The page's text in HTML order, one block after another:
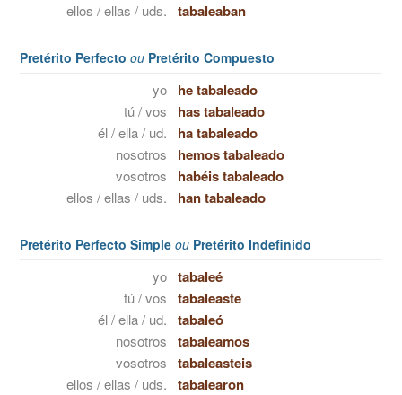
ellos / ellas / uds. tabaleaban
Pretérito Perfecto ou Pretérito Compuesto
yo he tabaleado
tú / vos has tabaleado
él / ella / ud. ha tabaleado
nosotros hemos tabaleado
vosotros habéis tabaleado
ellos / ellas / uds. han tabaleado
Pretérito Perfecto Simple ou Pretérito Indefinido
yo tabaleé
tú / vos tabaleaste
él / ella / ud. tabaleó
nosotros tabaleamos
vosotros tabaleasteis
ellos / ellas / uds. tabalearon